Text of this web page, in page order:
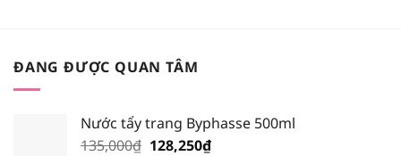
6?
HỌC
ĐANG ĐƯỢC QUAN TÂM
Nước tẩy trang Byphasse 500ml
135,000₫ Giá
128,250₫Giá